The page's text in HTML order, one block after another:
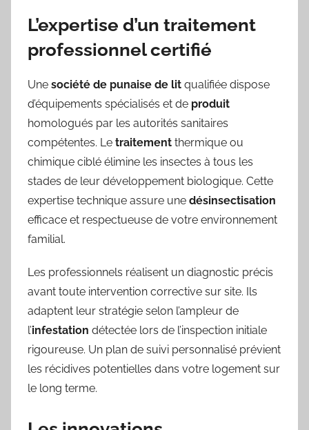
L’expertise d’un traitement
professionnel certifié
Une société de punaise de lit qualifiée dispose
d’équipements spécialisés et de produit
homologués par les autorités sanitaires
compétentes. Le traitement thermique ou
chimique ciblé élimine les insectes à tous les
stades de leur développement biologique. Cette
expertise technique assure une désinsectisation
efficace et respectueuse de votre environnement
familial.
Les professionnels réalisent un diagnostic précis
avant toute intervention corrective sur site. Ils
adaptent leur stratégie selon l’ampleur de
l’infestation détectée lors de l’inspection initiale
rigoureuse. Un plan de suivi personnalisé prévient
les récidives potentielles dans votre logement sur
le long terme.